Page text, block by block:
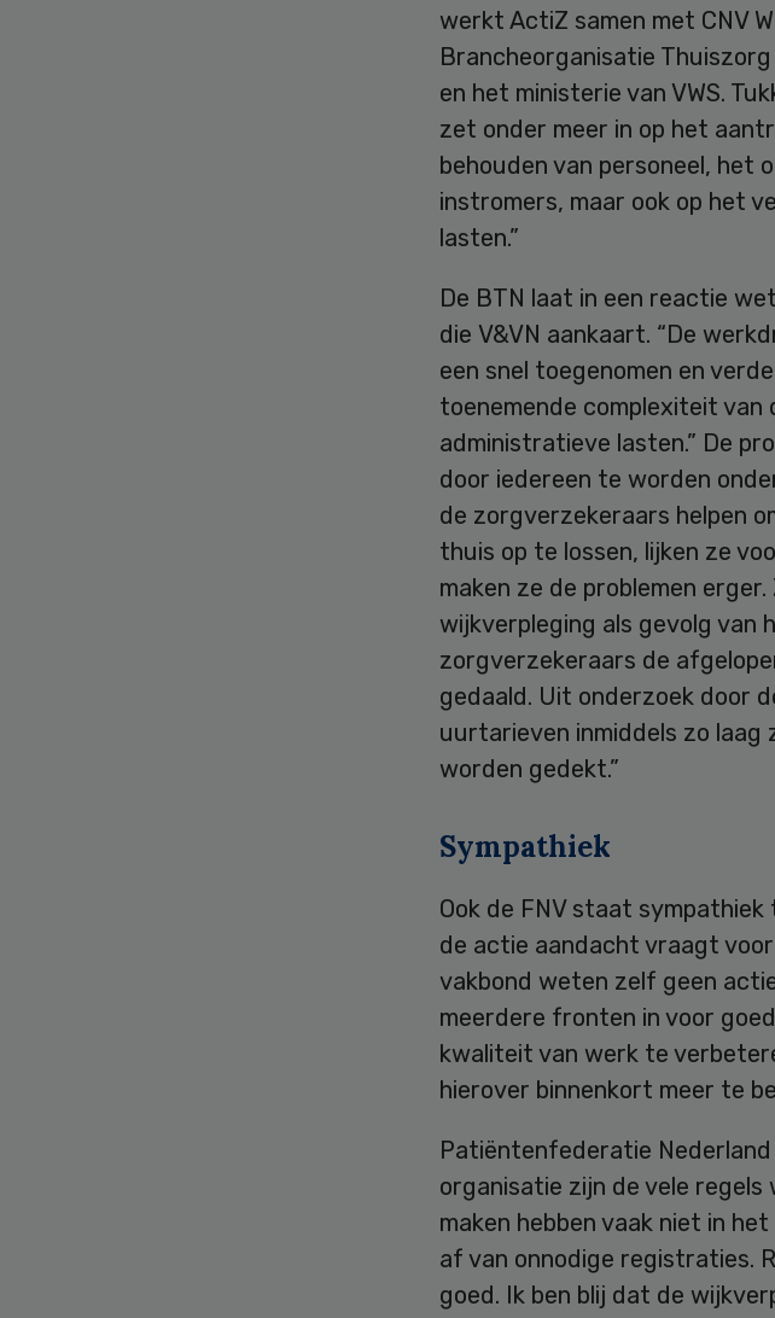
werkt ActiZ samen met CNV
Brancheorganisatie
en het ministerie van VWS.
zet onder meer in op het
behouden van personeel, het
instromers, maar ook op het
lasten.”
De BTN laat in een reactie
die V&VN aankaart. “De
een snel toegenomen en
toenemende complexiteit
administratieve lasten.” De
door iedereen te worden
de zorgverzekeraars helpen
thuis op te lossen, lijken ze
maken ze de problemen
wijkverpleging als gevolg van
zorgverzekeraars de
gedaald. Uit onderzoek door
uurtarieven inmiddels zo laag
worden gedekt.”
Sympathiek
Ook de FNV staat
de actie aandacht vraagt
vakbond weten zelf geen
meerdere fronten in voor
kwaliteit van werk te
hierover binnenkort meer te
Patiëntenfederatie
organisatie zijn de vele
maken hebben vaak niet in
af van onnodige registraties.
goed. Ik ben blij dat de